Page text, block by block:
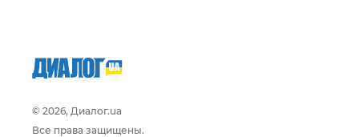
© 2026, Диалог.ua
Все права защищены.